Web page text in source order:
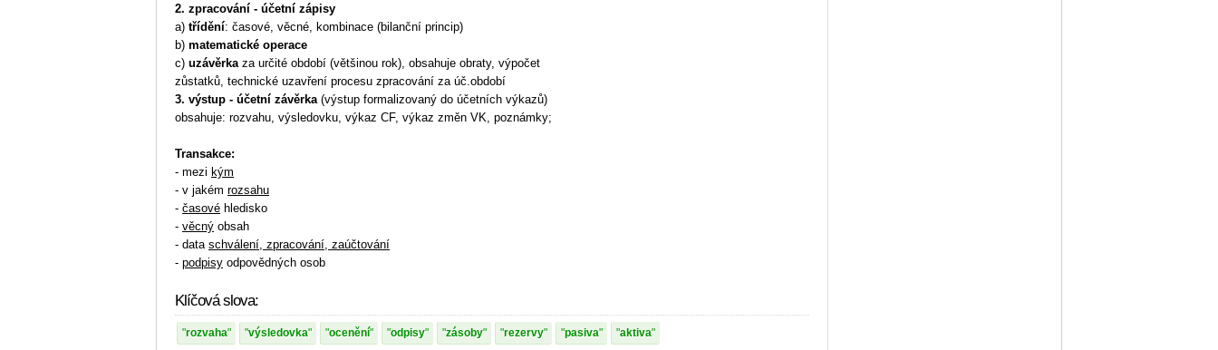
2. zpracování - účetní zápisy
a) třídění: časové, věcné, kombinace (bilanční princip)
b) matematické operace
c) uzávěrkaza určité období (většinou rok), obsahuje obraty, výpočet
zůstatků, technické uzavření procesu zpracování za úč.období
3. výstup - účetní závěrka(výstup formalizovaný do účetních výkazů)
obsahuje: rozvahu, výsledovku, výkaz CF, výkaz změn VK, poznámky;
Transakce:
- mezi kým
- v jakém rozsahu
- časové hledisko
- věcný obsah
- data schválení, zpracování, zaúčtování
- podpisy odpovědných osob
Klíčová slova:
rozvaha výsledovka ocenění odpisy zásoby rezervy pasiva aktiva